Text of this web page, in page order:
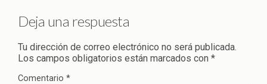
Deja una respuesta
Tu dirección de correo electrónico no será publicada.
Los campos obligatorios están marcados con *
Comentario *